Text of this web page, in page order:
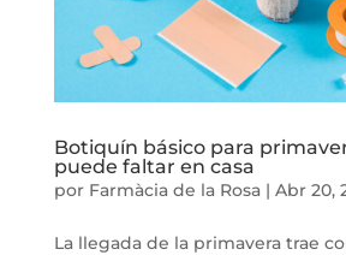
Botiquín básico para
puede faltar en casa
por Farmàcia de la Rosa| Abr 20,
La llegada de la primavera trae